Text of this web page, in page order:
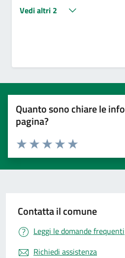
Vedi altri 2
Quanto sono chiare le
pagina?
Valuta 5 stelle
Valuta 4 stelle su 5
Valuta 3 stelle su 5
Valuta 2 stelle su 5
Valuta 1 stelle su 5
Contatta il comune
Leggi le domande frequenti
Richiedi assistenza